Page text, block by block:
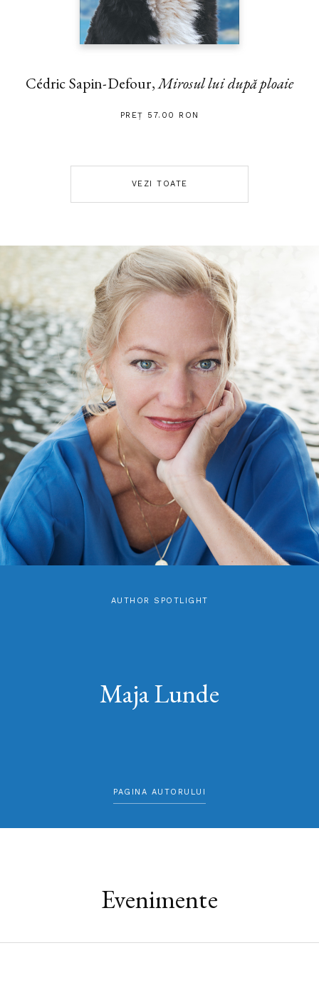
Cédric Sapin-Defour,Mirosul lui după ploaie
PREȚ 57.00 RON
VEZI TOATE
AUTHOR SPOTLIGHT
Maja Lunde
PAGINA AUTORULUI
Evenimente